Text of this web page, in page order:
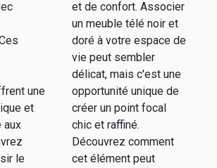
une
et
aux
le
et de confort. Associer
un meuble télé noir et
doré à votre espace de
vie peut sembler
délicat, mais c'est une
opportunité unique de
créer un point focal
chic et raffiné.
Découvrez comment
cet élément peut